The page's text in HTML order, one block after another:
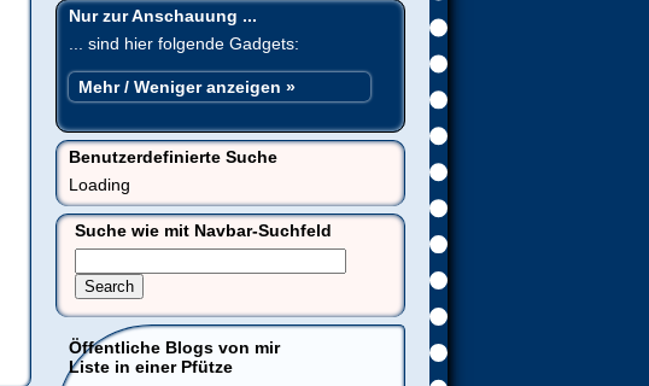
Nur zur Anschauung ...
... sind hier folgende Gadgets:
Mehr / Weniger anzeigen »
Benutzerdefinierte Suche
Loading
Suche wie mit Navbar-Suchfeld
Öffentliche Blogs von mir
Liste in einer Pfütze